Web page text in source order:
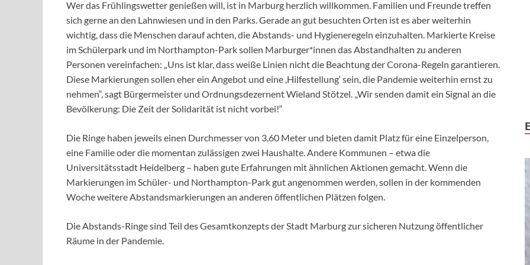
Wer das Frühlingswetter genießen will, ist in Marburg herzlich willkommen. Familien und Freunde treffen
sich gerne an den Lahnwiesen und in den Parks. Gerade an gut besuchten Orten ist es aber weiterhin
wichtig, dass die Menschen darauf achten, die Abstands- und Hygieneregeln einzuhalten. Markierte Kreise
im Schülerpark und im Northampton-Park sollen Marburger*innen das Abstandhalten zu anderen
Personen vereinfachen: „Uns ist klar, dass weiße Linien nicht die Beachtung der Corona-Regeln garantieren.
Diese Markierungen sollen eher ein Angebot und eine ,Hilfestellung‘ sein, die Pandemie weiterhin ernst zu
nehmen“, sagt Bürgermeister und Ordnungsdezernent Wieland Stötzel. „Wir senden damit ein Signal an die
Bevölkerung: Die Zeit der Solidarität ist nicht vorbei!“
Die Ringe haben jeweils einen Durchmesser von 3,60 Meter und bieten damit Platz für eine Einzelperson,
eine Familie oder die momentan zulässigen zwei Haushalte. Andere Kommunen – etwa die
Universitätsstadt Heidelberg – haben gute Erfahrungen mit ähnlichen Aktionen gemacht. Wenn die
Markierungen im Schüler- und Northampton-Park gut angenommen werden, sollen in der kommenden
Woche weitere Abstandsmarkierungen an anderen öffentlichen Plätzen folgen.
Die Abstands-Ringe sind Teil des Gesamtkonzepts der Stadt Marburg zur sicheren Nutzung öffentlicher
Räume in der Pandemie.